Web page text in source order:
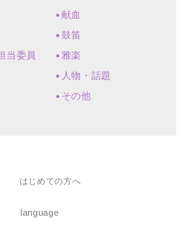
当委員
献血
鼓笛
雅楽
人物・話題
その他
はじめての方へ
language